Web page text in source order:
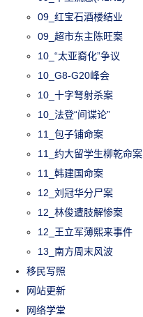
09_红宝石酒楼结业
09_超市东主陈旺案
10_“太亚裔化”争议
10_G8-G20峰会
10_十字弩射杀案
10_法登“间谍论”
11_包子铺命案
11_约大留学生柳乾命案
11_韩建国命案
12_刘冠华分尸案
12_林俊遭肢解惨案
12_王立军薄熙来事件
13_南方周末风波
移民写照
网站更新
网络学堂